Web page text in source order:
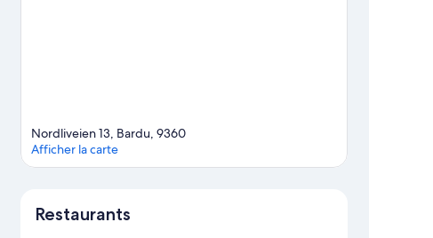
Nordliveien 13, Bardu, 9360
Afficher la carte
Restaurants